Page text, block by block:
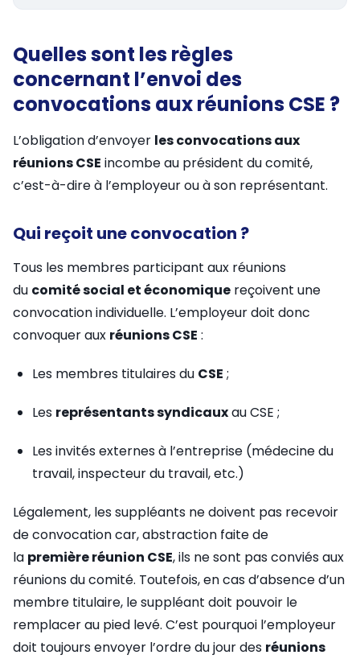
Quelles sont les règles
concernant l’envoi des
convocations aux réunions CSE ?
L’obligation d’envoyer les convocations aux
réunions CSE incombe au président du comité,
c’est-à-dire à l’employeur ou à son représentant.
Qui reçoit une convocation ?
Tous les membres participant aux réunions
du comité social et économique reçoivent une
convocation individuelle. L’employeur doit donc
convoquer aux réunions CSE :
Les membres titulaires du CSE ;
Les représentants syndicauxau CSE ;
Les invités externes à l’entreprise (médecine du
travail, inspecteur du travail, etc.)
Légalement, les suppléants ne doivent pas recevoir
de convocation car, abstraction faite de
la première réunion CSE, ils ne sont pas conviés aux
réunions du comité. Toutefois, en cas d’absence d’un
membre titulaire, le suppléant doit pouvoir le
remplacer au pied levé. C’est pourquoi l’employeur
doit toujours envoyer l’ordre du jour des réunions